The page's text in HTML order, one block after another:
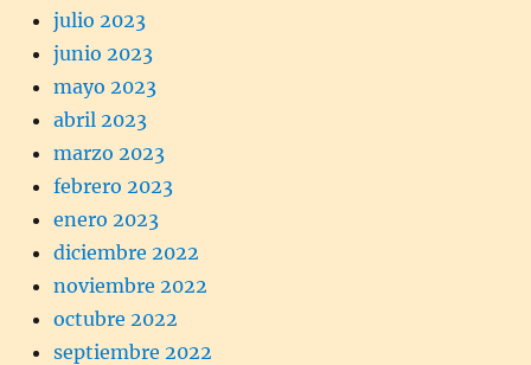
julio 2023
junio 2023
mayo 2023
abril 2023
marzo 2023
febrero 2023
enero 2023
diciembre 2022
noviembre 2022
octubre 2022
septiembre 2022